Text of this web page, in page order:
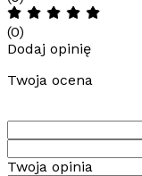
(0)
Dodaj opinię
Twoja ocena
Twoja opinia